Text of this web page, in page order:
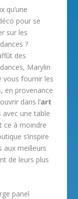
qu’une
pour se
sur les
?
des
Marylin
vous fournir les
en provenance
dans l’art
avec une table
ce à moindre
s’inspire
aux meilleurs
de leurs plus
panel